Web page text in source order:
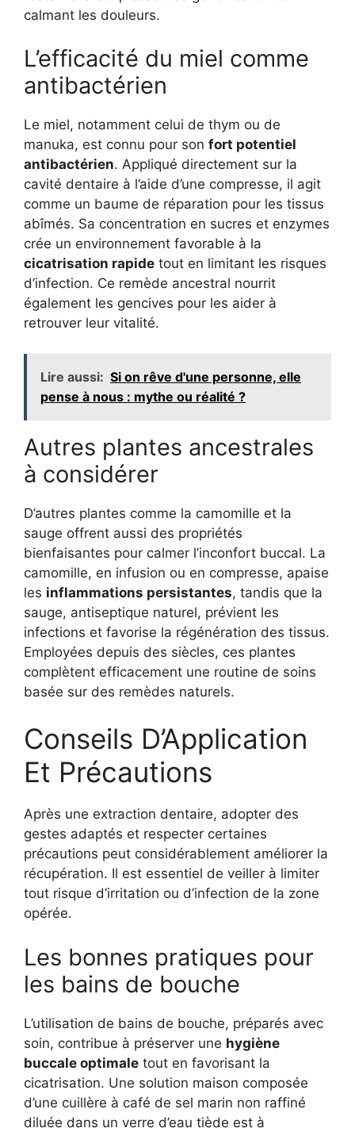
calmant les douleurs.
L’efficacité du miel comme
antibactérien
Le miel, notamment celui de thym ou de
manuka, est connu pour son fort potentiel
antibactérien. Appliqué directement sur la
cavité dentaire à l’aide d’une compresse, il agit
comme un baume de réparation pour les tissus
abîmés. Sa concentration en sucres et enzymes
crée un environnement favorable à la
cicatrisation rapide tout en limitant les risques
d’infection. Ce remède ancestral nourrit
également les gencives pour les aider à
retrouver leur vitalité.
Lire aussi: Si on rêve d'une personne, elle
pense à nous : mythe ou réalité ?
Autres plantes ancestrales
à considérer
D’autres plantes comme la camomille et la
sauge offrent aussi des propriétés
bienfaisantes pour calmer l’inconfort buccal. La
camomille, en infusion ou en compresse, apaise
les inflammations persistantes, tandis que la
sauge, antiseptique naturel, prévient les
infections et favorise la régénération des tissus.
Employées depuis des siècles, ces plantes
complètent efficacement une routine de soins
basée sur des remèdes naturels.
Conseils D’Application
Et Précautions
Après une extraction dentaire, adopter des
gestes adaptés et respecter certaines
précautions peut considérablement améliorer la
récupération. Il est essentiel de veiller à limiter
tout risque d’irritation ou d’infection de la zone
opérée.
Les bonnes pratiques pour
les bains de bouche
L’utilisation de bains de bouche, préparés avec
soin, contribue à préserver une hygiène
buccale optimale tout en favorisant la
cicatrisation. Une solution maison composée
d’une cuillère à café de sel marin non raffiné
diluée dans un verre d’eau tiède est à